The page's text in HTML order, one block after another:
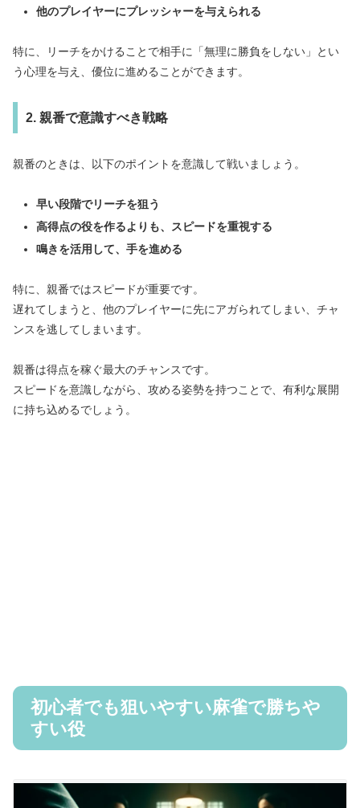
他のプレイヤーにプレッシャーを与えられる
特に、リーチをかけることで相手に「無理に勝負をしない」とい
う心理を与え、優位に進めることができます。
2. 親番で意識すべき戦略
親番のときは、以下のポイントを意識して戦いましょう。
早い段階でリーチを狙う
高得点の役を作るよりも、スピードを重視する
鳴きを活用して、手を進める
特に、親番ではスピードが重要です。
遅れてしまうと、他のプレイヤーに先にアガられてしまい、チャ
ンスを逃してしまいます。
親番は得点を稼ぐ最大のチャンスです。
スピードを意識しながら、攻める姿勢を持つことで、有利な展開
に持ち込めるでしょう。
初心者でも狙いやすい麻雀で勝ちや
すい役